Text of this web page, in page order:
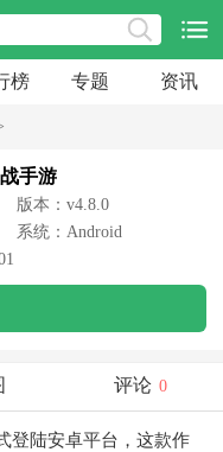
榜 专题 资讯
手游
版本：v4.8.0
系统：Android
评论 0
登陆安卓平台，这款作